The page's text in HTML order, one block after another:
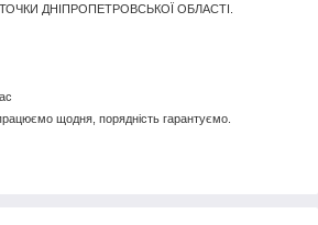
ДНІПРОПЕТРОВСЬКОЇ ОБЛАСТІ.
щодня, порядність гарантуємо.